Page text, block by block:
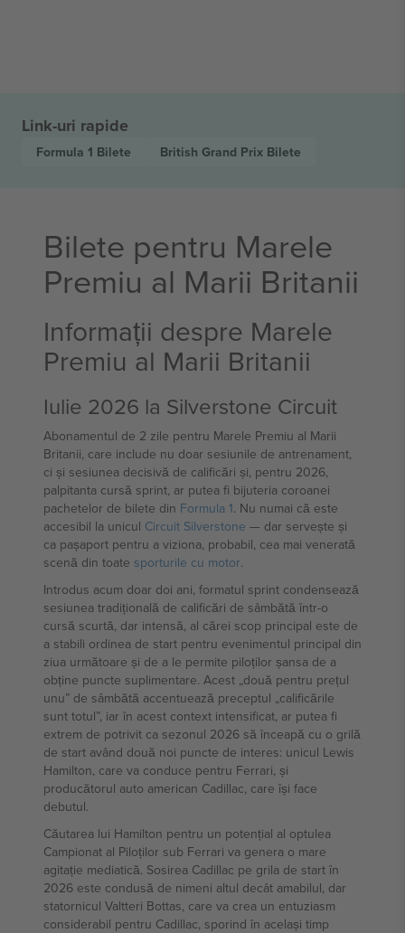
Link-uri rapide
Formula 1 Bilete British Grand Prix Bilete
Bilete pentru Marele
Premiu al Marii Britanii
Informații despre Marele
Premiu al Marii Britanii
Iulie 2026 la Silverstone Circuit
Abonamentul de 2 zile pentru Marele Premiu al Marii
Britanii, care include nu doar sesiunile de antrenament,
ci și sesiunea decisivă de calificări și, pentru 2026,
palpitanta cursă sprint, ar putea fi bijuteria coroanei
pachetelor de bilete din Formula 1. Nu numai că este
accesibil la unicul Circuit Silverstone — dar servește și
ca pașaport pentru a viziona, probabil, cea mai venerată
scenă din toate sporturile cu motor.
Introdus acum doar doi ani, formatul sprint condensează
sesiunea tradițională de calificări de sâmbătă într-o
cursă scurtă, dar intensă, al cărei scop principal este de
a stabili ordinea de start pentru evenimentul principal din
ziua următoare și de a le permite piloților șansa de a
obține puncte suplimentare. Acest „două pentru prețul
unu” de sâmbătă accentuează preceptul „calificările
sunt totul”, iar în acest context intensificat, ar putea fi
extrem de potrivit ca sezonul 2026 să înceapă cu o grilă
de start având două noi puncte de interes: unicul Lewis
Hamilton, care va conduce pentru Ferrari, și
producătorul auto american Cadillac, care își face
debutul.
Căutarea lui Hamilton pentru un potențial al optulea
Campionat al Piloților sub Ferrari va genera o mare
agitație mediatică. Sosirea Cadillac pe grila de start în
2026 este condusă de nimeni altul decât amabilul, dar
statornicul Valtteri Bottas, care va crea un entuziasm
considerabil pentru Cadillac, sporind în același timp